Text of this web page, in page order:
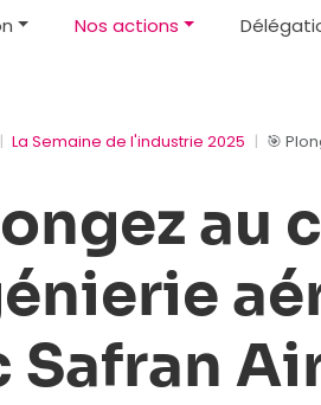
Nos actions
La Semaine de l'industrie 2025 🎯
au
Safran